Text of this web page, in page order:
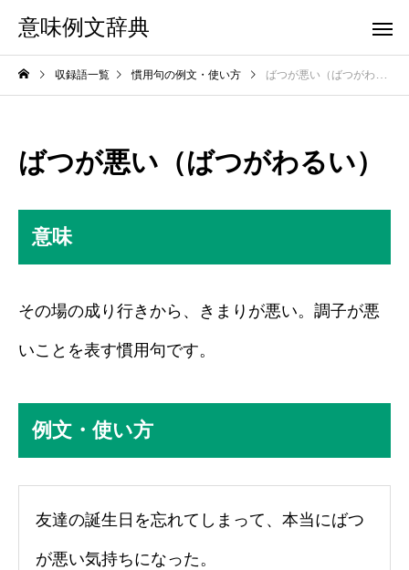
意味例文辞典
収録語一覧 慣用句の例文・使い方 ばつが悪い（ばつがわるい）
ばつが悪い（ばつがわるい）
意味
その場の成り行きから、きまりが悪い。調子が悪
いことを表す慣用句です。
例文・使い方
友達の誕生日を忘れてしまって、本当にばつ
が悪い気持ちになった。